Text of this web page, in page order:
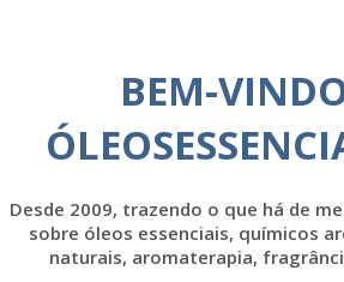
BEM-
Desde 2009, trazendo o que há de
sobre óleos essenciais, químicos
naturais, aromaterapia,